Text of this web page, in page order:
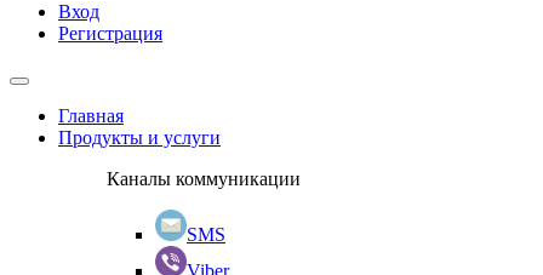
Вход
Регистрация
Главная
Продукты и услуги
Каналы коммуникации
SMS
Viber